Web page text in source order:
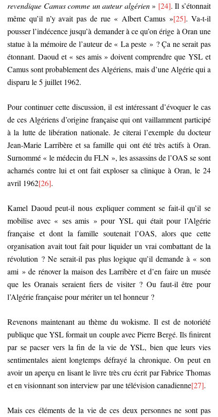
revendique Camus comme un auteur algérien» [24]. Il s’étonnait
même qu’il n’y avait pas de rue « Albert Camus »[25]. Va-t-il
pousser l’indécence jusqu’à demander à ce qu’on érige à Oran une
statue à la mémoire de l’auteur de « La peste » ? Ça ne serait pas
étonnant. Daoud et « ses amis » doivent comprendre que YSL et
Camus sont probablement des Algériens, mais d’une Algérie qui a
disparu le 5 juillet 1962.
Pour continuer cette discussion, il est intéressant d’évoquer le cas
de ces Algériens d’origine française qui ont vaillamment participé
à la lutte de libération nationale. Je citerai l’exemple du docteur
Jean-Marie Larribère et sa famille qui ont été très actifs à Oran.
Surnommé « le médecin du FLN », les assassins de l’OAS se sont
acharnés contre lui et ont fait exploser sa clinique à Oran, le 24
avril 1962[26].
Kamel Daoud peut-il nous expliquer comment se fait-il qu’il se
mobilise avec « ses amis » pour YSL qui était pour l’Algérie
française et dont la famille soutenait l’OAS, alors que cette
organisation avait tout fait pour liquider un vrai combattant de la
révolution ? Ne serait-il pas plus logique qu’il demande à « son
ami » de rénover la maison des Larribère et d’en faire un musée
que les Oranais seraient fiers de visiter ? Ou faut-il être pour
l’Algérie française pour mériter un tel honneur ?
Revenons maintenant au thème du wokisme. Il est de notoriété
publique que YSL formait un couple avec Pierre Bergé. Ils finirent
par se pacser vers la fin de la vie de YSL, bien que leurs vies
sentimentales aient longtemps défrayé la chronique. On peut en
avoir un aperçu en lisant le livre très cru écrit par Fabrice Thomas
et en visionnant son interview par une télévision canadienne[27].
Mais ces éléments de la vie de ces deux personnes ne sont pas